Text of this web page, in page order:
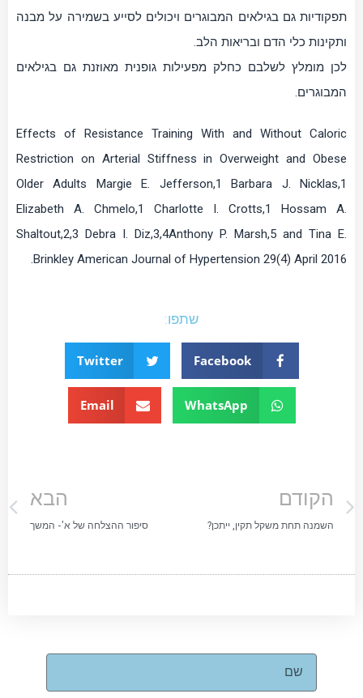
תפקודיות גם בגילאים המבוגרים ויכולים לסייע בשמירה על מבנה
ותקינות כלי הדם ובריאות הלב.
לכן מומלץ לשלבם כחלק מפעילות גופנית מאוזנת גם בגילאים
המבוגרים.
Effects of Resistance Training With and Without Caloric
Restriction on Arterial Stiffness in Overweight and Obese
Older Adults Margie E. Jefferson,1 Barbara J. Nicklas,1
Elizabeth A. Chmelo,1 Charlotte I. Crotts,1 Hossam A.
Shaltout,2,3 Debra I. Diz,3,4Anthony P. Marsh,5 and Tina E.
Brinkley American Journal of Hypertension 29(4) April 2016.
שתפו:
Facebook
Twitter
WhatsApp
Email
הקודם
השמנה תחת משקל תקין, ייתכן?
הבא
סיפור ההצלחה של א'- המשך